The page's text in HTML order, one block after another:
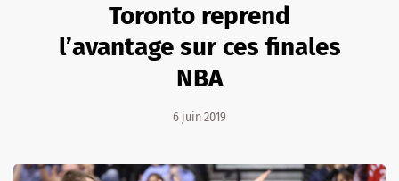
Toronto reprend
l’avantage sur ces finales
NBA
6 juin 2019